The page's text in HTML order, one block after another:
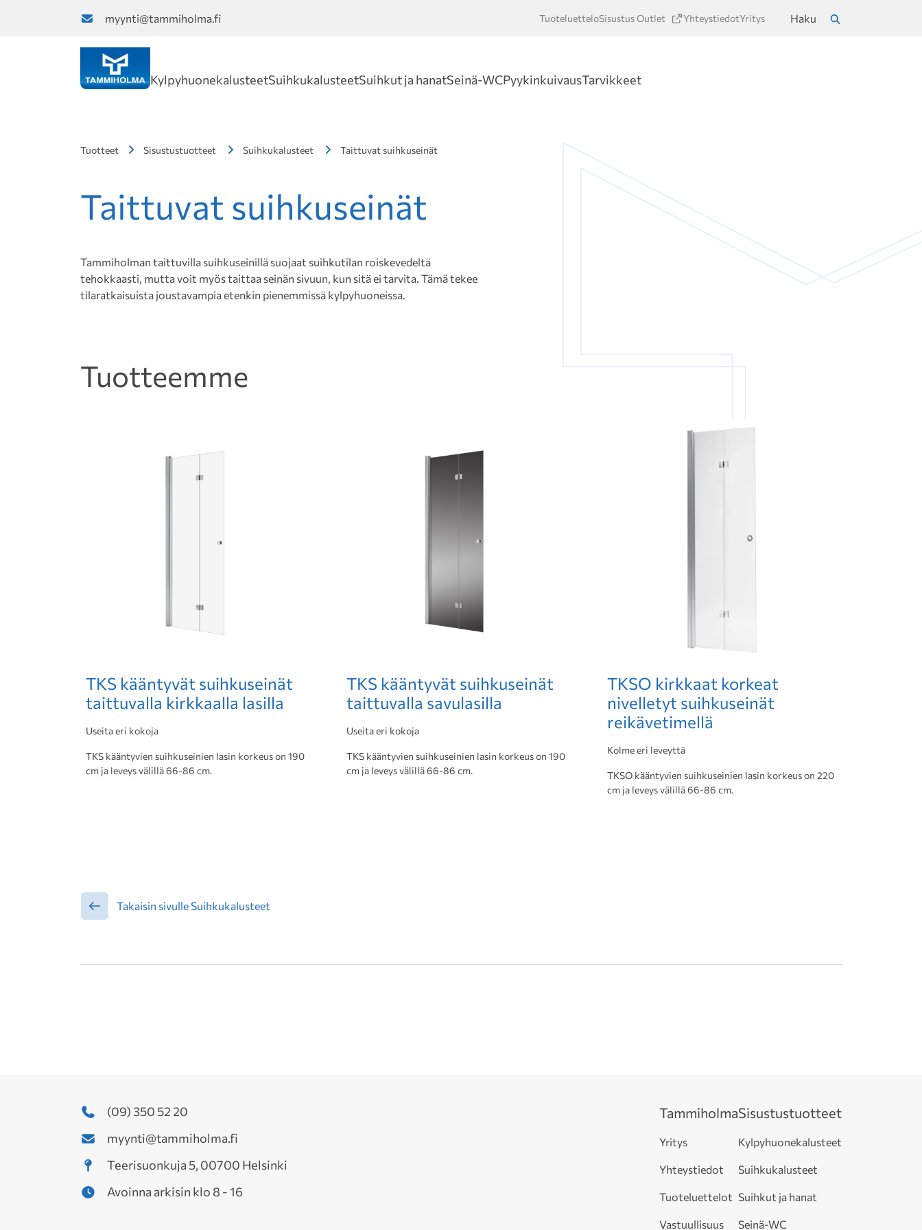
myynti@tammiholma.fi TuoteluetteloSisustus Outlet YhteystiedotYritys
Haku
KylpyhuonekalusteetSuihkukalusteetSuihkut ja hanatSeinä-WCPyykinkuivausTarvikkeet
Tuotteet Sisustustuotteet Suihkukalusteet Taittuvat suihkuseinät
Taittuvat suihkuseinät
Tammiholman taittuvilla suihkuseinillä suojaat suihkutilan roiskevedeltä
tehokkaasti, mutta voit myös taittaa seinän sivuun, kun sitä ei tarvita. Tämä tekee
tilaratkaisuista joustavampia etenkin pienemmissä kylpyhuoneissa.
Tuotteemme
TKS kääntyvät suihkuseinät
taittuvalla kirkkaalla lasilla
Useita eri kokoja
TKS kääntyvien suihkuseinien lasin korkeus on 190
cm ja leveys välillä 66-86 cm.
TKS kääntyvät suihkuseinät
taittuvalla savulasilla
Useita eri kokoja
TKS kääntyvien suihkuseinien lasin korkeus on 190
cm ja leveys välillä 66-86 cm.
TKSO kirkkaat korkeat
nivelletyt suihkuseinät
reikävetimellä
Kolme eri leveyttä
TKSO kääntyvien suihkuseinien lasin korkeus on 220
cm ja leveys välillä 66-86 cm.
Takaisin sivulle Suihkukalusteet
(09) 350 52 20
myynti@tammiholma.fi
Teerisuonkuja 5, 00700 Helsinki
Avoinna arkisin klo 8 - 16
Tammiholma
Yritys
Yhteystiedot
Tuoteluettelot
Vastuullisuus
Sisustustuotteet
Kylpyhuonekalusteet
Suihkukalusteet
Suihkut ja hanat
Seinä-WC